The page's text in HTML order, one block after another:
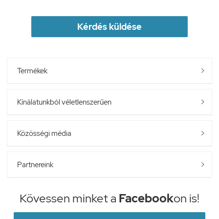
Kérdés küldése
Termékek 
Kínálatunkból véletlenszerűen 
Közösségi média 
Partnereink 
Kövessen minket a Facebookon is!